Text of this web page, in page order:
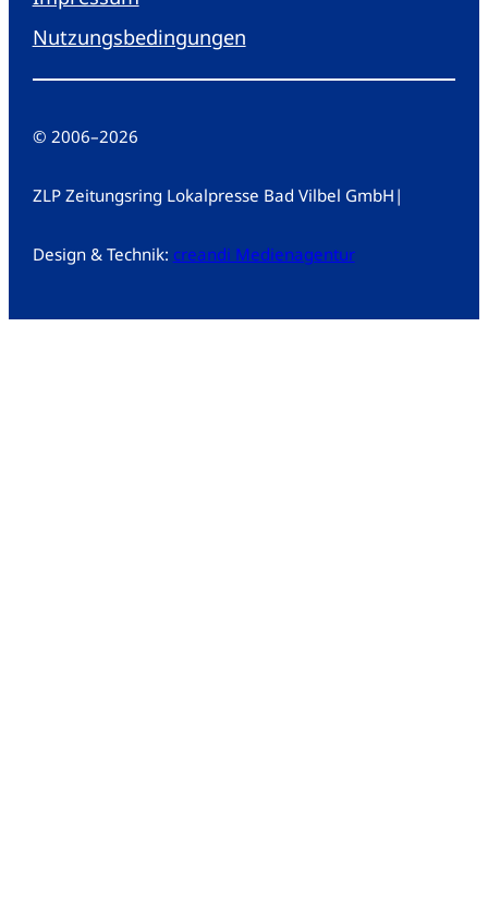
Nutzungsbedingungen
© 2006–2026
ZLP Zeitungsring Lokalpresse Bad Vilbel GmbH |
Design & Technik: creandi Medienagentur